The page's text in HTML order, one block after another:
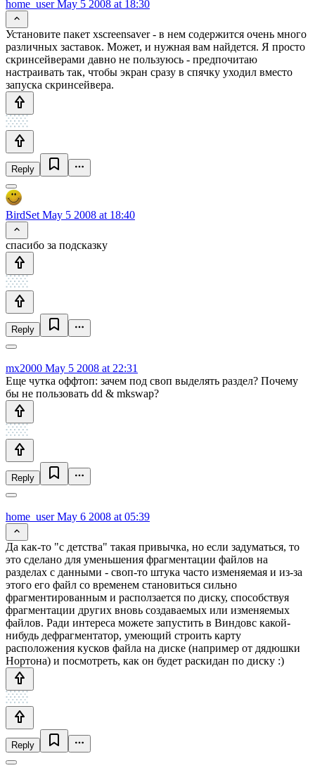
home_userMay 5 2008 at 18:30
Установите пакет xscreensaver - в нем содержится очень много
различных заставок. Может, и нужная вам найдется. Я просто
скринсейверами давно не пользуюсь - предпочитаю
настраивать так, чтобы экран сразу в спячку уходил вместо
запуска скринсейвера.
Reply
BirdSet May 5 2008 at 18:40
спасибо за подсказку
Reply
mx2000 May 5 2008 at 22:31
Еще чутка оффтоп: зачем под своп выделять раздел? Почему
бы не пользовать dd & mkswap?
Reply
home_userMay 6 2008 at 05:39
Да как-то "с детства" такая привычка, но если задуматься, то
это сделано для уменьшения фрагментации файлов на
разделах с данными - своп-то штука часто изменяемая и из-за
этого его файл со временем становиться сильно
фрагментированным и расползается по диску, способствуя
фрагментации других вновь создаваемых или изменяемых
файлов. Ради интереса можете запустить в Виндовс какой-
нибудь дефрагментатор, умеющий строить карту
расположения кусков файла на диске (например от дядюшки
Нортона) и посмотреть, как он будет раскидан по диску :)
Reply